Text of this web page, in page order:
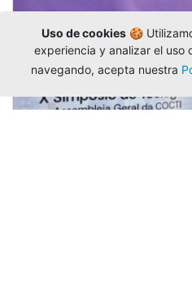
Uso de cookies🍪
experiencia y analizar el uso
navegando, acepta nuestra